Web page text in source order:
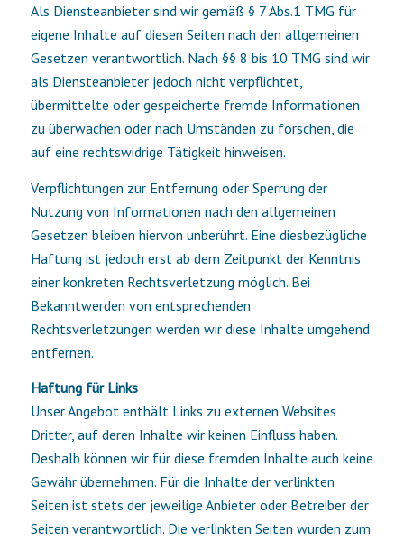
Als Diensteanbieter sind wir gemäß § 7 Abs.1 TMG für
eigene Inhalte auf diesen Seiten nach den allgemeinen
Gesetzen verantwortlich. Nach §§ 8 bis 10 TMG sind wir
als Diensteanbieter jedoch nicht verpflichtet,
übermittelte oder gespeicherte fremde Informationen
zu überwachen oder nach Umständen zu forschen, die
auf eine rechtswidrige Tätigkeit hinweisen.
Verpflichtungen zur Entfernung oder Sperrung der
Nutzung von Informationen nach den allgemeinen
Gesetzen bleiben hiervon unberührt. Eine diesbezügliche
Haftung ist jedoch erst ab dem Zeitpunkt der Kenntnis
einer konkreten Rechtsverletzung möglich. Bei
Bekanntwerden von entsprechenden
Rechtsverletzungen werden wir diese Inhalte umgehend
entfernen.
Haftung für Links
Unser Angebot enthält Links zu externen Websites
Dritter, auf deren Inhalte wir keinen Einfluss haben.
Deshalb können wir für diese fremden Inhalte auch keine
Gewähr übernehmen. Für die Inhalte der verlinkten
Seiten ist stets der jeweilige Anbieter oder Betreiber der
Seiten verantwortlich. Die verlinkten Seiten wurden zum